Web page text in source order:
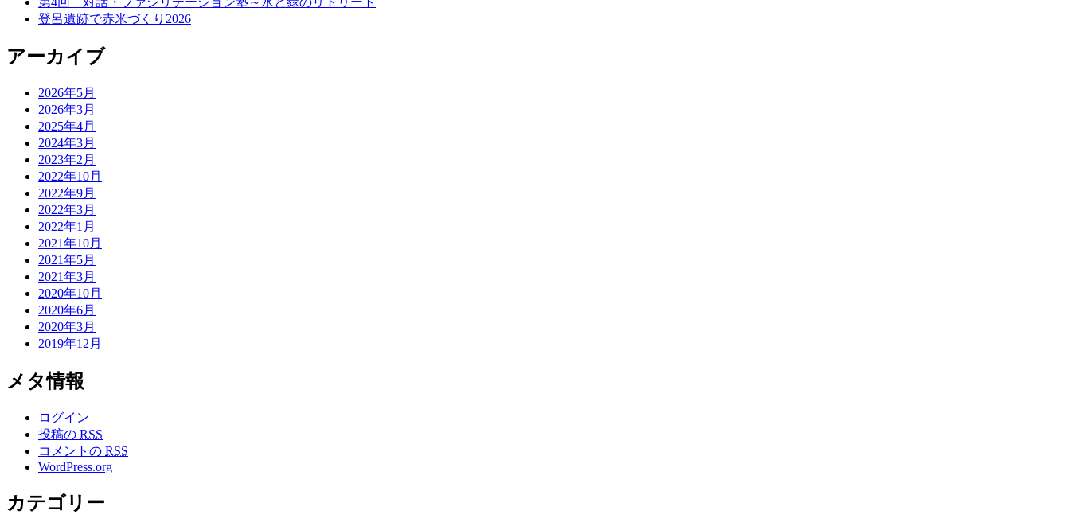
登呂遺跡で赤米づくり2026
アーカイブ
2026年5月
2026年3月
2025年4月
2024年3月
2023年2月
2022年10月
2022年9月
2022年3月
2022年1月
2021年10月
2021年5月
2021年3月
2020年10月
2020年6月
2020年3月
2019年12月
メタ情報
ログイン
投稿の RSS
コメントの RSS
WordPress.org
カテゴリー